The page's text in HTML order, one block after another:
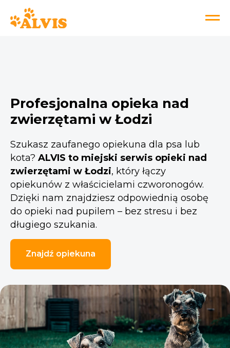
Profesjonalna opieka nad
zwierzętami w Łodzi
Szukasz zaufanego opiekuna dla psa lub
kota? ALVIS to miejski serwis opieki nad
zwierzętami w Łodzi, który łączy
opiekunów z właścicielami czworonogów.
Dzięki nam znajdziesz odpowiednią osobę
do opieki nad pupilem – bez stresu i bez
długiego szukania.
Znajdź opiekuna